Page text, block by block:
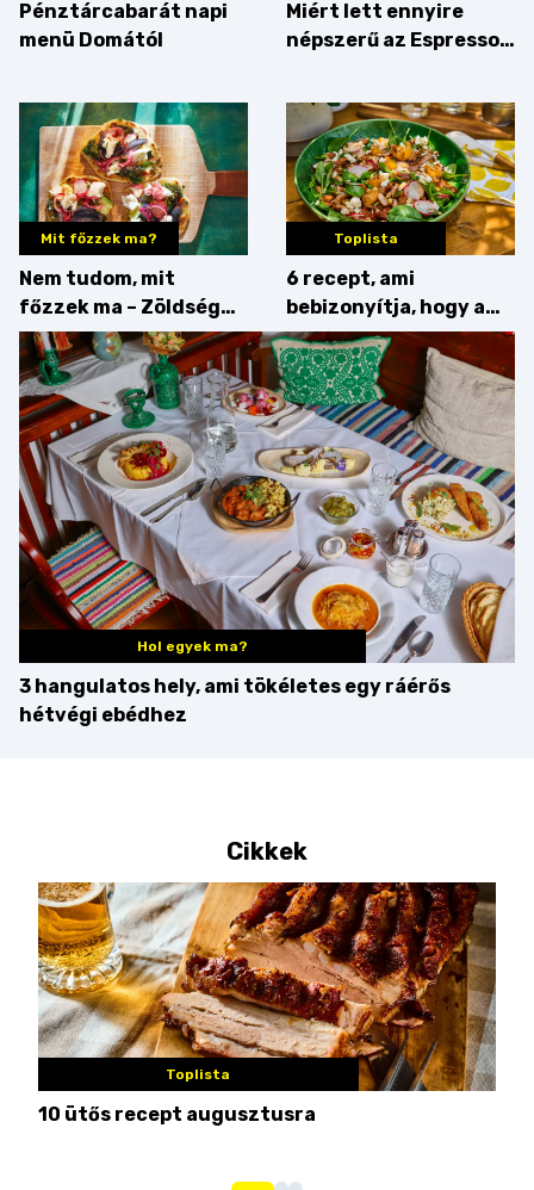
Pénztárcabarát napi
menü Domától
Miért lett ennyire
népszerű az Espresso
érdemes enni mellé?
Mit főzzek ma?
Nem tudom, mit
főzzek ma – Zöldség
minden mennyiségben
Toplista
6 recept, ami
bebizonyítja, hogy a
barack húsok mellé is
zseniális
Hol egyek ma?
3 hangulatos hely, ami tökéletes egy ráérős
hétvégi ebédhez
Cikkek
Toplista
10 ütős recept augusztusra